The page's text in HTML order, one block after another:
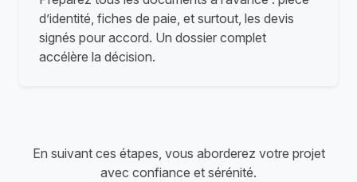
d’identité, fiches de paie, et surtout, les devis
signés pour accord. Un dossier complet
accélère la décision.
En suivant ces étapes, vous aborderez votre projet
avec confiance et sérénité.